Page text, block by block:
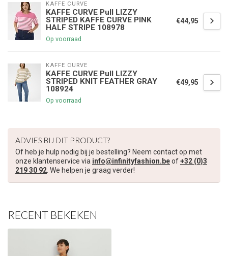
KAFFE CURVE
KAFFE CURVE Pull LIZZY
STRIPED KAFFE CURVE PINK
HALF STRIPE 108978
Op voorraad
€44,95
KAFFE CURVE
KAFFE CURVE Pull LIZZY
STRIPED KNIT FEATHER GRAY
108924
Op voorraad
€49,95
ADVIES BIJ DIT PRODUCT?
Of heb je hulp nodig bij je bestelling? Neem contact op met
onze klantenservice via info@infinityfashion.beof+32 (0)3
219 30 92. We helpen je graag verder!
RECENT BEKEKEN